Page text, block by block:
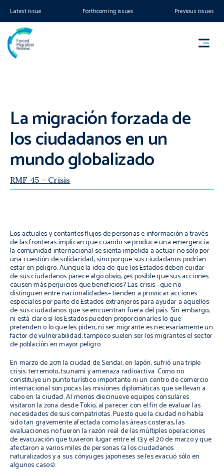
Latest issue Forthcoming issues Previous issues
La migración forzada de
los ciudadanos en un
mundo globalizado
RMF 45 – Crisis
Los actuales y contantes flujos de personas e información a través
de las fronteras implican que cuando se produce una emergencia
la comunidad internacional se sienta impelida a actuar no sólo por
una cuestión de solidaridad, sino porque sus ciudadanos podrían
estar en peligro. Aunque la idea de que los Estados deben cuidar
de sus ciudadanos parece algo obvio, ¿es posible que sus acciones
causen más perjuicios que beneficios? Las crisis –que no
distinguen entre nacionalidades– tienden a provocar acciones
especiales por parte de Estados extranjeros para ayudar a aquellos
de sus ciudadanos que se encuentran fuera del país. Sin embargo,
ni está claro si los Estados pueden proporcionarles lo que
pretenden o lo que les piden, ni ser migrante es necesariamente un
factor de vulnerabilidad; tampoco suelen ser los migrantes el sector
de población en mayor peligro.
En marzo de 2011 la ciudad de Sendai, en Japón, sufrió una triple
crisis: terremoto, tsunami y amenaza radioactiva. Como no
constituye un punto turístico importante ni un centro de comercio
internacional son pocas las misiones diplomáticas que se llevan a
cabo en la ciudad. Al menos diecinueve equipos consulares
visitaron la zona desde Tokio, al parecer con el fin de evaluar las
necesidades de sus compatriotas. Puesto que la ciudad no había
sido tan gravemente afectada como las áreas costeras, las
evaluaciones no fueron la razón real de las múltiples operaciones
de evacuación que tuvieron lugar entre el 13 y el 20 de marzo y que
afectaron a varios miles de personas (a los ciudadanos
naturalizados y a sus cónyuges japoneses se les evacuó sólo en
algunos casos).